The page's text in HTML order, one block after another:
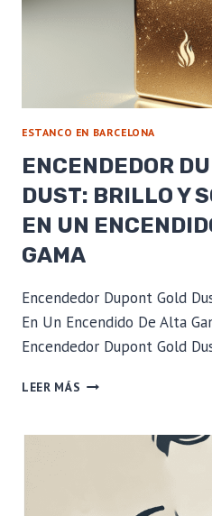
ESTANCO EN BARCELONA
ENCENDEDOR
DUST: BRILLO Y
EN UN
GAMA
Encendedor Dupont Gold
En Un Encendido De Alta
Encendedor Dupont Gold
LEER MÁS ENCENDEDOR
DUST: